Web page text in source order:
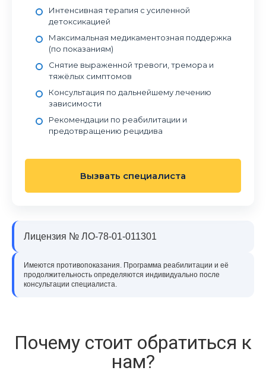
Интенсивная терапия с усиленной
детоксикацией
Максимальная медикаментозная поддержка
(по показаниям)
Снятие выраженной тревоги, тремора и
тяжёлых симптомов
Консультация по дальнейшему лечению
зависимости
Рекомендации по реабилитации и
предотвращению рецидива
Вызвать специалиста
Лицензия № ЛО-78-01-011301
Имеются противопоказания. Программа реабилитации и её
продолжительность определяются индивидуально после
консультации специалиста.
Почему стоит обратиться к
нам?